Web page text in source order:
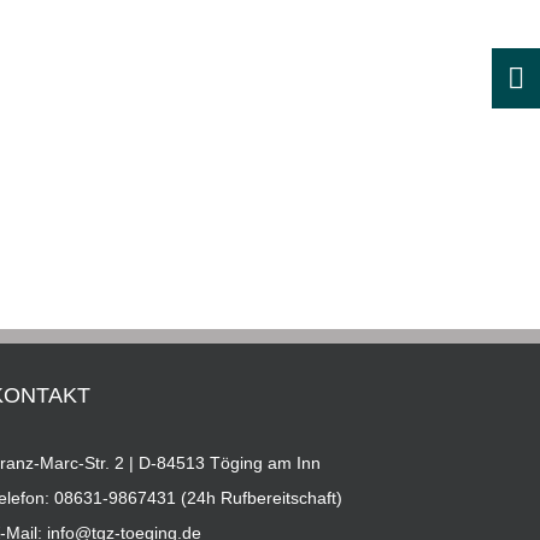
Marc-Str. 2 | D-84513 Töging am Inn
08631-9867431 (24h Rufbereitschaft)
Mail: info@tgz-toeging.de